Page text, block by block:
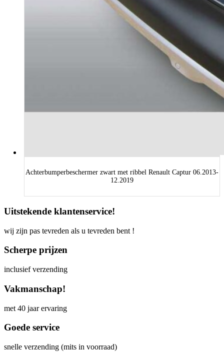
Achterbumperbeschermer zwart met ribbel Renault Captur 06.2013-
12.2019
Uitstekende klantenservice!
wij zijn pas tevreden als u tevreden bent !
Scherpe prijzen
inclusief verzending
Vakmanschap!
met 40 jaar ervaring
Goede service
snelle verzending (mits in voorraad)